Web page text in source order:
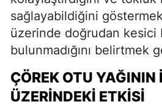
sağlayabildiğini
üzerinde doğrudan kesici
bulunmadığını belirtmek
ÇÖREK OTU YAĞININ
ÜZERINDEKI ETKISI